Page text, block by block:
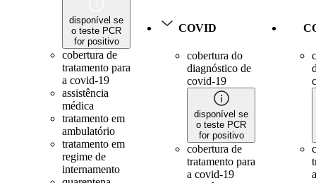
disponível se
o teste PCR
for positivo
cobertura de
tratamento para
a covid-19
assistência
médica
tratamento em
ambulatório
tratamento em
regime de
internamento
COVID
cobertura do
diagnóstico de
covid-19
disponível se
o teste PCR
for positivo
cobertura de
tratamento para
a covid-19